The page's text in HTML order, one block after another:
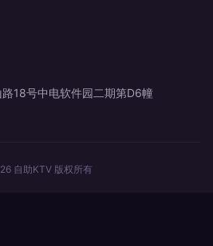
18号中电软件园二期第D6幢
自助KTV 版权所有